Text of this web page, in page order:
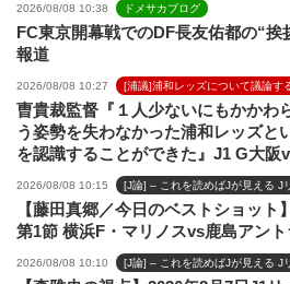
2026/08/08 10:38 ドメサカブログ
FC東京開幕戦でのDF長友佑都の“挨
報道
2026/08/08 10:27 [浦議]浦和レッズについて議論す
曺貴裁監督『１人少ないにもかかわ
う姿勢を失わなかった浦和レッズと
を認識することができた』J1 G大阪
2026/08/08 10:15 [J論] – これを読めばJが見える J
【藤田真郷／今日のベストショット
第1節 横浜F・マリノスvs鹿島アン
2026/08/08 10:10 [J論] – これを読めばJが見える J